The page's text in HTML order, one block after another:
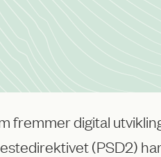
fremmer digital
(PSD2)